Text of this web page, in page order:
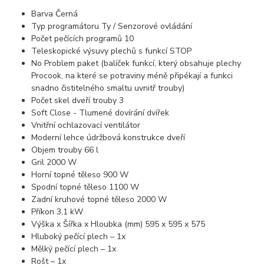
Barva Černá
Typ programátoru Ty / Senzorové ovládání
Počet pečících programů 10
Teleskopické výsuvy plechů s funkcí STOP
No Problem paket (balíček funkcí, který obsahuje plechy
Procook, na které se potraviny méně připékají a funkci
snadno čistitelného smaltu uvnitř trouby)
Počet skel dveří trouby 3
Soft Close - Tlumené dovírání dvířek
Vnitřní ochlazovací ventilátor
Moderní lehce údržbová konstrukce dveří
Objem trouby 66 l
Gril 2000 W
Horní topné těleso 900 W
Spodní topné těleso 1100 W
Zadní kruhové topné těleso 2000 W
Příkon 3,1 kW
Výška x Šířka x Hloubka (mm) 595 x 595 x 575
Hluboký pečící plech – 1x
Mělký pečící plech – 1x
Rošt – 1x